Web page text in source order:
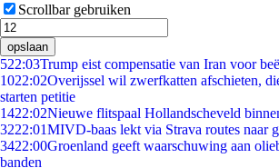
Scrollbar gebruiken
opslaan
522:03Trump eist compensatie van Iran voor
1022:02Overijssel wil zwerfkatten afschieten,
starten petitie
1422:02Nieuwe flitspaal Hollandscheveld
3222:01MIVD-baas lekt via Strava routes naar
3422:00Groenland geeft waarschuwing aan
banden